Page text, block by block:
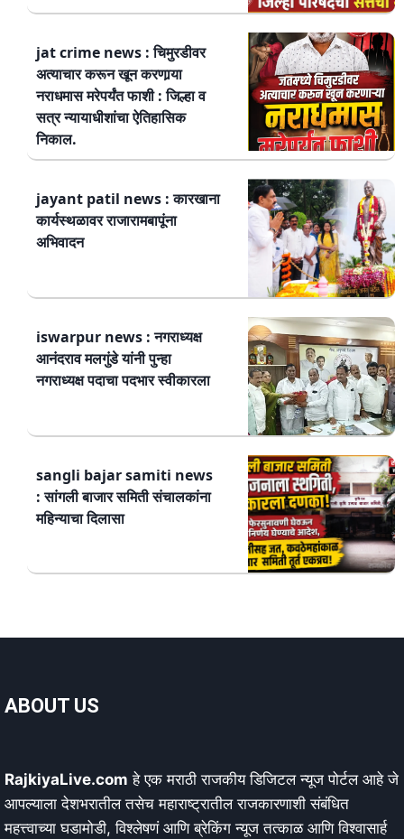
jat crime news : चिमुरडीवर
अत्याचार करून खून करणार्‍या
नराधमास मरेपर्यंत फाशी : जिल्हा व
सत्र न्यायाधीशांचा ऐतिहासिक
निकाल.
jayant patil news : कारखाना
कार्यस्थळावर राजारामबापूंना
अभिवादन
iswarpur news : नगराध्यक्ष
आनंदराव मलगुंडे यांनी पुन्हा
नगराध्यक्ष पदाचा पदभार स्वीकारला
sangli bajar samiti news
: सांगली बाजार समिती संचालकांना
महिन्याचा दिलासा
ABOUT US
RajkiyaLive.com हे एक मराठी राजकीय डिजिटल न्यूज पोर्टल आहे जे
आपल्याला देशभरातील तसेच महाराष्ट्रातील राजकारणाशी संबंधित
महत्त्वाच्या घडामोडी, विश्लेषणं आणि ब्रेकिंग न्यूज तत्काळ आणि विश्वासार्ह